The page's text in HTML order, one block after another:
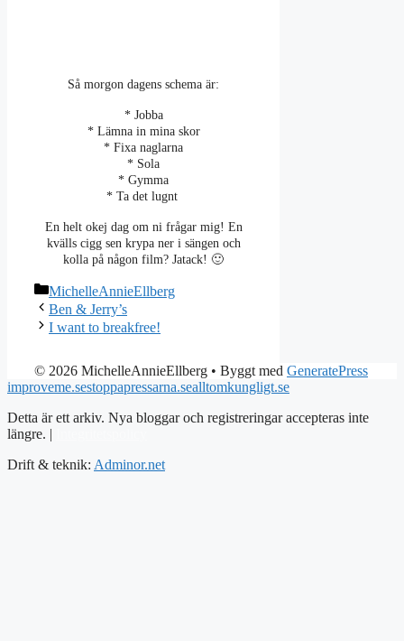
Så morgon dagens schema är:
* Jobba
* Lämna in mina skor
* Fixa naglarna
* Sola
* Gymma
* Ta det lugnt
En helt okej dag om ni frågar mig! En
kvälls cigg sen krypa ner i sängen och
kolla på någon film? Jatack! 🙂
Kategorier
MichelleAnnieEllberg
Ben & Jerry’s
I want to breakfree!
© 2026 MichelleAnnieEllberg • Byggt med GeneratePress
improveme.sestoppapressarna.sealltomkungligt.se
Detta är ett arkiv. Nya bloggar och registreringar accepteras inte
längre. |
Drift & teknik: Adminor.net